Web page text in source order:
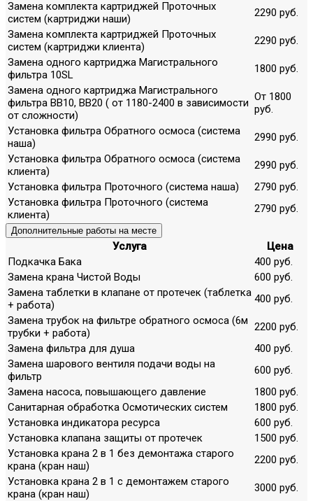
Замена комплекта картриджей Проточных
систем (картриджи наши)
2290 руб.
Замена комплекта картриджей Проточных
систем (картриджи клиента)
2290 руб.
Замена одного картриджа Магистрального
фильтра 10SL
1800 руб.
Замена одного картриджа Магистрального
фильтра ВВ10, ВВ20 ( от 1180-2400 в зависимости
от сложности)
От 1800
руб.
Установка фильтра Обратного осмоса (система
наша)
2990 руб.
Установка фильтра Обратного осмоса (система
клиента)
2990 руб.
Установка фильтра Проточного (система наша)
2790 руб.
Установка фильтра Проточного (система
клиента)
2790 руб.
Дополнительные работы на месте
Услуга
Цена
Подкачка Бака
400 руб.
Замена крана Чистой Воды
600 руб.
Замена таблетки в клапане от протечек (таблетка
+ работа)
400 руб.
Замена трубок на фильтре обратного осмоса (6м
трубки + работа)
2200 руб.
Замена фильтра для душа
400 руб.
Замена шарового вентиля подачи воды на
фильтр
600 руб.
Замена насоса, повышающего давление
1800 руб.
Санитарная обработка Осмотических систем
1800 руб.
Установка индикатора ресурса
600 руб.
Установка клапана защиты от протечек
1500 руб.
Установка крана 2 в 1 без демонтажа старого
крана (кран наш)
2200 руб.
Установка крана 2 в 1 с демонтажем старого
крана (кран наш)
3000 руб.